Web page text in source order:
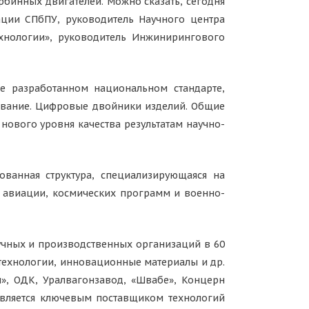
СПбПУ, руководитель Научного центра
руководитель Инжинирингового
национальном стандарте,
Цифровые двойники изделий. Общие
уровня качества результатам научно-
структура, специализирующаяся на
космических программ и военно-
и производственных организаций в 60
инновационные материалы и др.
ОДК, Уралвагонзавод, «Швабе», Концерн
ключевым поставщиком технологий